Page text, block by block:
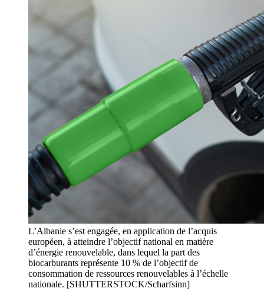
L’Albanie s’est engagée, en application de l’acquis
européen, à atteindre l’objectif national en matière
d’énergie renouvelable, dans lequel la part des
biocarburants représente 10 % de l’objectif de
consommation de ressources renouvelables à l’échelle
nationale. [SHUTTERSTOCK/Scharfsinn]